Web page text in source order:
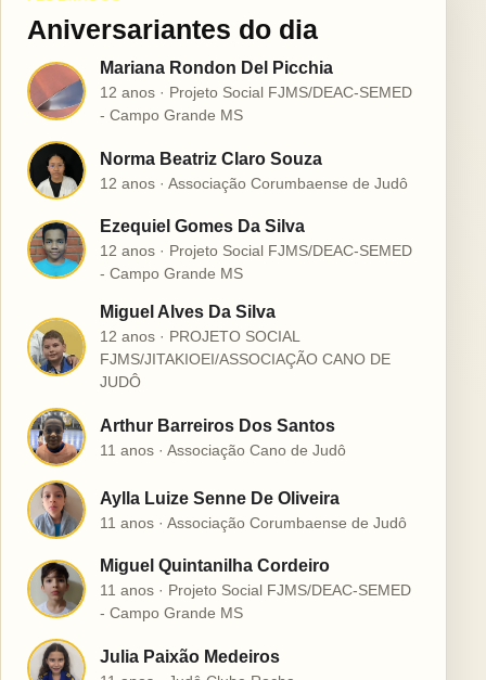
Aniversariantes do dia
M
Mariana Rondon Del Picchia
12 anos · Projeto Social FJMS/DEAC-SEMED
- Campo Grande MS
N Norma Beatriz Claro Souza
12 anos · Associação Corumbaense de Judô
E
Ezequiel Gomes Da Silva
12 anos · Projeto Social FJMS/DEAC-SEMED
- Campo Grande MS
M
Miguel Alves Da Silva
12 anos · PROJETO SOCIAL
FJMS/JITAKIOEI/ASSOCIAÇÃO CANO DE
JUDÔ
A Arthur Barreiros Dos Santos
11 anos · Associação Cano de Judô
A Aylla Luize Senne De Oliveira
11 anos · Associação Corumbaense de Judô
M
Miguel Quintanilha Cordeiro
11 anos · Projeto Social FJMS/DEAC-SEMED
- Campo Grande MS
J Julia Paixão Medeiros